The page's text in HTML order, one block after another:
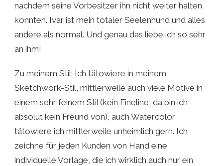
nachdem seine Vorbesitzer ihn nicht weiter halten
konnten. Ivar ist mein totaler Seelenhund und alles
andere als normal. Und genau das liebe ich so sehr
an ihm!
Zu meinem Stil: Ich tätowiere in meinem
Sketchwork-Stil, mittlerweile auch viele Motive in
einem sehr feinem Stil (kein Fineline, da bin ich
absolut kein Freund von), auch Watercolor
tätowiere ich mittlerweile unheimlich gern. Ich
zeichne für jeden Kunden von Hand eine
individuelle Vorlage, die ich wirklich auch nur ein